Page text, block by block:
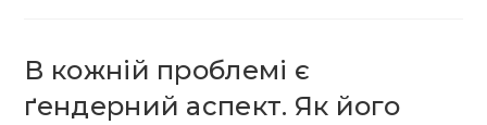
та
можливості
В кожній проблемі є
ґендерний аспект. Як його